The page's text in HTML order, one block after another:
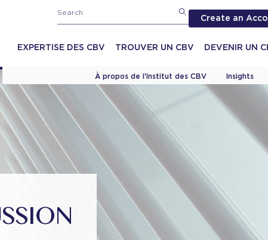
Create an
EXPERTISE DES CBV TROUVER UN CBV DEVENIR UN
À propos de l’Institut des CBV Insights